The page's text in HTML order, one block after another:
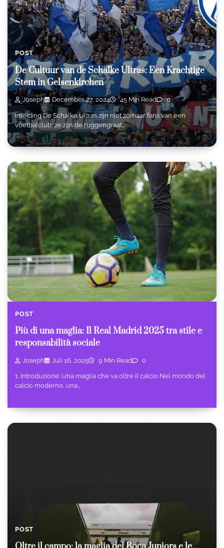
POST
De Cultuur van de Schalke Ultras: Een Krachtige
Stem in Gelsenkirchen
Joseph December 27, 2024 45 Min Read 0
Inleiding De Schalke Ultras zijn niet zomaar fans van een
voetbalclub; ze zijn de ruggengraat…
POST
Più di una maglia: Il Real Madrid 2025 tra stile e
responsabilità sociale
Joseph Juli 16, 2025 9 Min Read 0
1. Introduzione: Una maglia che va oltre il calcio Nel mondo del
calcio moderno, una…
POST